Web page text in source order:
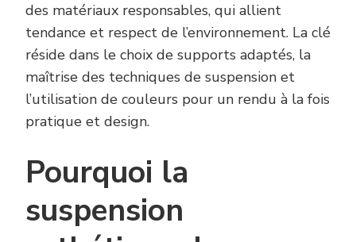
des matériaux responsables, qui allient
tendance et respect de l’environnement. La clé
réside dans le choix de supports adaptés, la
maîtrise des techniques de suspension et
l’utilisation de couleurs pour un rendu à la fois
pratique et design.
Pourquoi la
suspension